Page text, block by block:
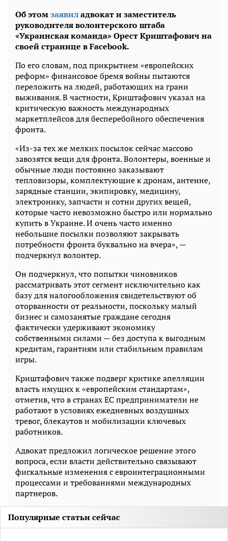
Об этомзаявиладвокат и заместитель
руководителя волонтерского штаба
«Украинская команда» Орест Криштафович на
своей странице в Facebook.
По его словам, под прикрытием «европейских
реформ» финансовое бремя войны пытаются
переложить на людей, работающих на грани
выживания. В частности, Криштафович указал на
критическую важность международных
маркетплейсов для бесперебойного обеспечения
фронта.
«Из-за тех же мелких посылок сейчас массово
завозятся вещи для фронта. Волонтеры, военные и
обычные люди постоянно заказывают
тепловизоры, комплектующие к дронам, антенне,
зарядные станции, экипировку, медицину,
электронику, запчасти и сотни других вещей,
которые часто невозможно быстро или нормально
купить в Украине. И очень часто именно
небольшие посылки позволяют закрывать
потребности фронта буквально на вчера», —
подчеркнул волонтер.
Он подчеркнул, что попытки чиновников
рассматривать этот сегмент исключительно как
базу для налогообложения свидетельствуют об
оторванности от реальности, поскольку малый
бизнес и самозанятые граждане сегодня
фактически удерживают экономику
собственными силами — без доступа к выгодным
кредитам, гарантиям или стабильным правилам
игры.
Криштафович также подверг критике апелляции
власть имущих к «европейским стандартам»,
отметив, что в странах ЕС предприниматели не
работают в условиях ежедневных воздушных
тревог, блекаутов и мобилизации ключевых
работников.
Адвокат предложил логическое решение этого
вопроса, если власти действительно связывают
фискальные изменения с евроинтеграционными
процессами и требованиями международных
партнеров.
Популярные статьи сейчас